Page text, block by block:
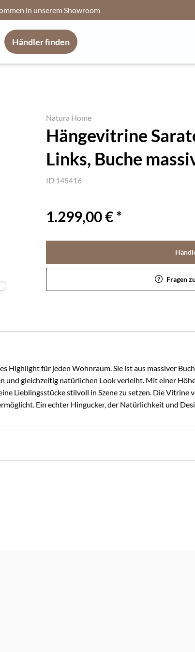
in unserem Showroom
Händler finden
Natura Home
Hängevitrine
Links, Buche
ID 145416
1.299,00 € *
Fragen
Highlight für jeden Wohnraum. Sie ist aus massiver
und gleichzeitig natürlichen Look verleiht. Mit einer
Lieblingsstücke stilvoll in Szene zu setzen. Die Vitrine
Ein echter Hingucker, der Natürlichkeit und